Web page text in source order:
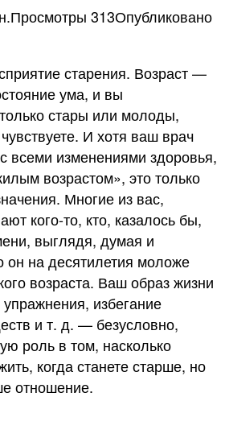
Просмотры 313Опубликовано
старения. Возраст —
ума, и вы
стары или молоды,
И хотя ваш врач
всеми изменениями здоровья,
возрастом», это только
Многие из вас,
кого-то, кто, казалось бы,
выглядя, думая и
он на десятилетия моложе
возраста. Ваш образ жизни
избегание
и т. д. — безусловно,
роль в том, насколько
когда станете старше, но
отношение.